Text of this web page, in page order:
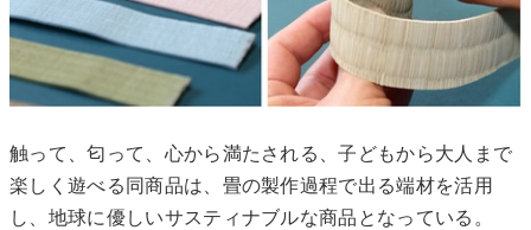
触って、匂って、心から満たされる、子どもから大人まで
楽しく遊べる同商品は、畳の製作過程で出る端材を活用
し、地球に優しいサスティナブルな商品となっている。